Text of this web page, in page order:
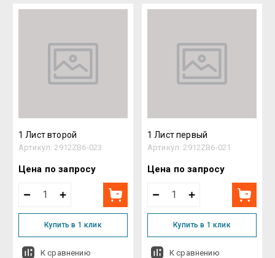
1 Лист второй
Артикул: 2912ZB6-023
Цена по запросу
Купить в 1 клик
К сравнению
1 Лист первый
Артикул: 2912ZB6-021
Цена по запросу
Купить в 1 клик
К сравнению